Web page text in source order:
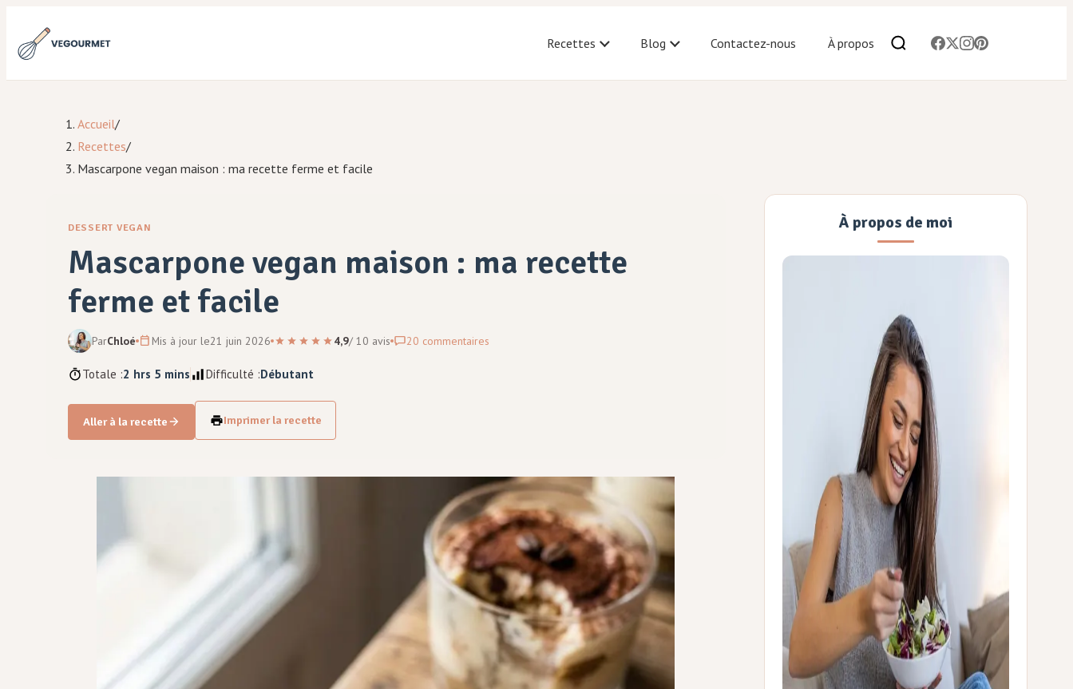
Recettes Blog Contactez-nous À propos
Accueil/
Recettes/
Mascarpone vegan maison : ma recette ferme et facile
DESSERT VEGAN
Mascarpone vegan maison : ma recette
ferme et facile
ParChloé Mis à jour le21 juin 2026 4,9/ 10 avis 20 commentaires
Totale :2 hrs 5 mins Difficulté :Débutant
Aller à la recette Imprimer la recette
À propos de moi